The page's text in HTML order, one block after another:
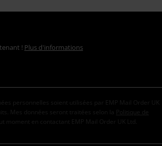
! Plus d'informations
personnelles soient utilisées par EMP Mail Order UK
Mes données seront traitées selon la
Politique de
moment en contactant EMP Mail Order UK Ltd.